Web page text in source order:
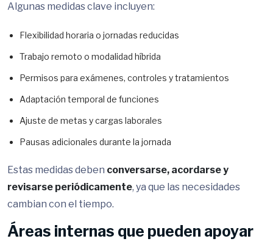
Algunas medidas clave incluyen:
Flexibilidad horaria o jornadas reducidas
Trabajo remoto o modalidad híbrida
Permisos para exámenes, controles y tratamientos
Adaptación temporal de funciones
Ajuste de metas y cargas laborales
Pausas adicionales durante la jornada
Estas medidas deben conversarse, acordarse y
revisarse periódicamente, ya que las necesidades
cambian con el tiempo.
Áreas internas que pueden apoyar